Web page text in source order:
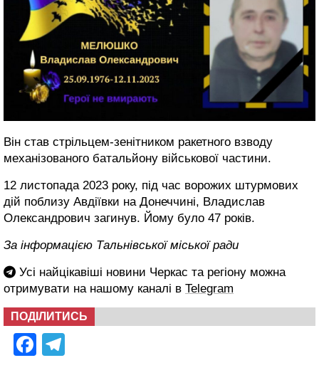
Він став стрільцем-зенітником ракетного взводу
механізованого батальйону військової частини.
12 листопада 2023 року, під час ворожих штурмових
дій поблизу Авдіївки на Донеччині, Владислав
Олександрович загинув. Йому було 47 років.
За інформацією Тальнівської міської ради
Усі найцікавіші новини Черкас та регіону можна
отримувати на нашому каналі в Telegram
ПОДІЛИТИСЬ
Facebook